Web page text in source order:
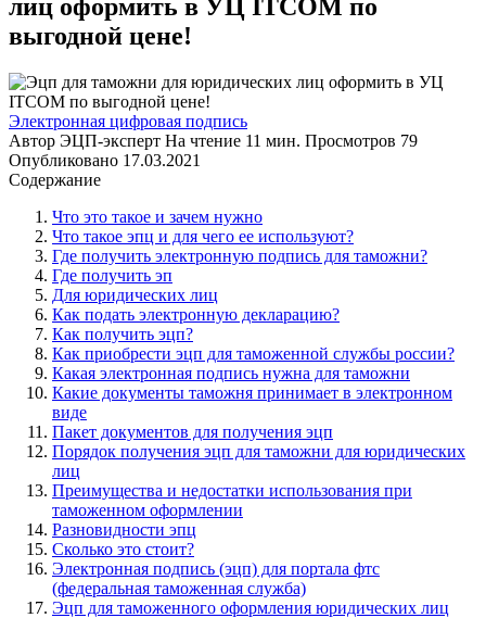
лиц оформить в УЦ ITCOM по
выгодной цене!
Электронная цифровая подпись
Автор ЭЦП-эксперт На чтение 11 мин. Просмотров 79
Опубликовано 17.03.2021
Содержание
Что это такое и зачем нужно
Что такое эпц и для чего ее используют?
Где получить электронную подпись для таможни?
Где получить эп
Для юридических лиц
Как подать электронную декларацию?
Как получить эцп?
Как приобрести эцп для таможенной службы россии?
Какая электронная подпись нужна для таможни
Какие документы таможня принимает в электронном
виде
Пакет документов для получения эцп
Порядок получения эцп для таможни для юридических
лиц
Преимущества и недостатки использования при
таможенном оформлении
Разновидности эпц
Сколько это стоит?
Электронная подпись (эцп) для портала фтс
(федеральная таможенная служба)
Эцп для таможенного оформления юридических лиц